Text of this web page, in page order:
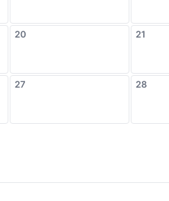
20 21
27 28